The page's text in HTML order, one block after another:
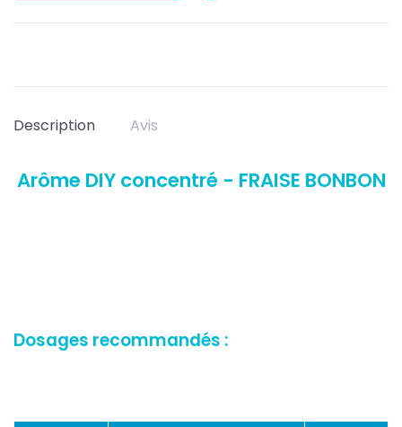
Description Avis
Arôme DIY concentré - FRAISE BONBON
Dosages recommandés :